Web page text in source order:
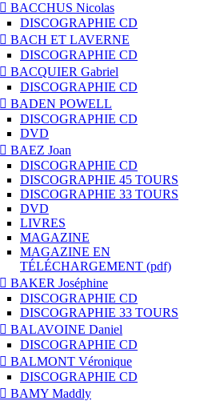
 BACCHUS Nicolas
DISCOGRAPHIE CD
 BACH ET LAVERNE
DISCOGRAPHIE CD
 BACQUIER Gabriel
DISCOGRAPHIE CD
 BADEN POWELL
DISCOGRAPHIE CD
DVD
 BAEZ Joan
DISCOGRAPHIE CD
DISCOGRAPHIE 45 TOURS
DISCOGRAPHIE 33 TOURS
DVD
LIVRES
MAGAZINE
MAGAZINE EN
TÉLÉCHARGEMENT (pdf)
 BAKER Joséphine
DISCOGRAPHIE CD
DISCOGRAPHIE 33 TOURS
 BALAVOINE Daniel
DISCOGRAPHIE CD
 BALMONT Véronique
DISCOGRAPHIE CD
 BAMY Maddly